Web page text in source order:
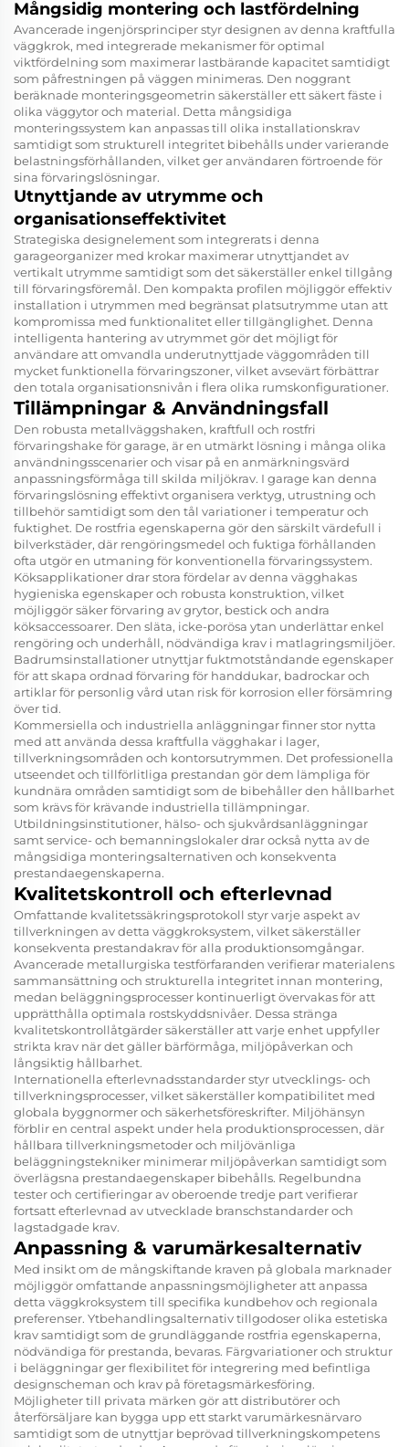
Mångsidig montering och lastfördelning
Avancerade ingenjörsprinciper styr designen av denna kraftfulla
väggkrok, med integrerade mekanismer för optimal
viktfördelning som maximerar lastbärande kapacitet samtidigt
som påfrestningen på väggen minimeras. Den noggrant
beräknade monteringsgeometrin säkerställer ett säkert fäste i
olika väggytor och material. Detta mångsidiga
monteringssystem kan anpassas till olika installationskrav
samtidigt som strukturell integritet bibehålls under varierande
belastningsförhållanden, vilket ger användaren förtroende för
sina förvaringslösningar.
Utnyttjande av utrymme och
organisationseffektivitet
Strategiska designelement som integrerats i denna
garageorganizer med krokar maximerar utnyttjandet av
vertikalt utrymme samtidigt som det säkerställer enkel tillgång
till förvaringsföremål. Den kompakta profilen möjliggör effektiv
installation i utrymmen med begränsat platsutrymme utan att
kompromissa med funktionalitet eller tillgänglighet. Denna
intelligenta hantering av utrymmet gör det möjligt för
användare att omvandla underutnyttjade väggområden till
mycket funktionella förvaringszoner, vilket avsevärt förbättrar
den totala organisationsnivån i flera olika rumskonfigurationer.
Tillämpningar & Användningsfall
Den robusta metallväggshaken, kraftfull och rostfri
förvaringshake för garage, är en utmärkt lösning i många olika
användningsscenarier och visar på en anmärkningsvärd
anpassningsförmåga till skilda miljökrav. I garage kan denna
förvaringslösning effektivt organisera verktyg, utrustning och
tillbehör samtidigt som den tål variationer i temperatur och
fuktighet. De rostfria egenskaperna gör den särskilt värdefull i
bilverkstäder, där rengöringsmedel och fuktiga förhållanden
ofta utgör en utmaning för konventionella förvaringssystem.
Köksapplikationer drar stora fördelar av denna vägghakas
hygieniska egenskaper och robusta konstruktion, vilket
möjliggör säker förvaring av grytor, bestick och andra
köksaccessoarer. Den släta, icke-porösa ytan underlättar enkel
rengöring och underhåll, nödvändiga krav i matlagringsmiljöer.
Badrumsinstallationer utnyttjar fuktmotståndande egenskaper
för att skapa ordnad förvaring för handdukar, badrockar och
artiklar för personlig vård utan risk för korrosion eller försämring
över tid.
Kommersiella och industriella anläggningar finner stor nytta
med att använda dessa kraftfulla vägghakar i lager,
tillverkningsområden och kontorsutrymmen. Det professionella
utseendet och tillförlitliga prestandan gör dem lämpliga för
kundnära områden samtidigt som de bibehåller den hållbarhet
som krävs för krävande industriella tillämpningar.
Utbildningsinstitutioner, hälso- och sjukvårdsanläggningar
samt service- och bemanningslokaler drar också nytta av de
mångsidiga monteringsalternativen och konsekventa
prestandaegenskaperna.
Kvalitetskontroll och efterlevnad
Omfattande kvalitetssäkringsprotokoll styr varje aspekt av
tillverkningen av detta väggkroksystem, vilket säkerställer
konsekventa prestandakrav för alla produktionsomgångar.
Avancerade metallurgiska testförfaranden verifierar materialens
sammansättning och strukturella integritet innan montering,
medan beläggningsprocesser kontinuerligt övervakas för att
upprätthålla optimala rostskyddsnivåer. Dessa stränga
kvalitetskontrollåtgärder säkerställer att varje enhet uppfyller
strikta krav när det gäller bärförmåga, miljöpåverkan och
långsiktig hållbarhet.
Internationella efterlevnadsstandarder styr utvecklings- och
tillverkningsprocesser, vilket säkerställer kompatibilitet med
globala byggnormer och säkerhetsföreskrifter. Miljöhänsyn
förblir en central aspekt under hela produktionsprocessen, där
hållbara tillverkningsmetoder och miljövänliga
beläggningstekniker minimerar miljöpåverkan samtidigt som
överlägsna prestandaegenskaper bibehålls. Regelbundna
tester och certifieringar av oberoende tredje part verifierar
fortsatt efterlevnad av utvecklade branschstandarder och
lagstadgade krav.
Anpassning & varumärkesalternativ
Med insikt om de mångskiftande kraven på globala marknader
möjliggör omfattande anpassningsmöjligheter att anpassa
detta väggkroksystem till specifika kundbehov och regionala
preferenser. Ytbehandlingsalternativ tillgodoser olika estetiska
krav samtidigt som de grundläggande rostfria egenskaperna,
nödvändiga för prestanda, bevaras. Färgvariationer och struktur
i beläggningar ger flexibilitet för integrering med befintliga
designscheman och krav på företagsmärkesföring.
Möjligheter till privata märken gör att distributörer och
återförsäljare kan bygga upp ett starkt varumärkesnärvaro
samtidigt som de utnyttjar beprövad tillverkningskompetens